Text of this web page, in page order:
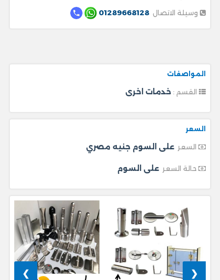
وسيلة الاتصال 01289668128
المواصفات
خدمات اخرى
السعر
السعر على السوم جنيه مصري
حالة السعر على السوم
❮
❯